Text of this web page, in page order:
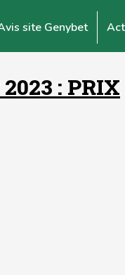
site Genybet
: PRIX